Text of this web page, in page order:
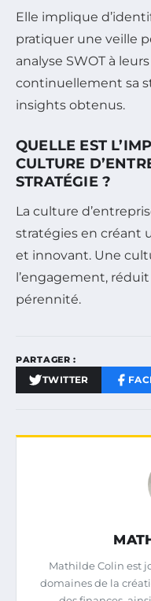
Elle implique
pratiquer une veille
analyse SWOT à
continuellement sa
insights obtenus.
QUELLE EST
CULTURE
STRATÉGIE ?
La culture
stratégies en créant
et innovant. Une
l’engagement,
pérennité.
PARTAGER :
TWITTER
Mathilde Colin est
domaines de la